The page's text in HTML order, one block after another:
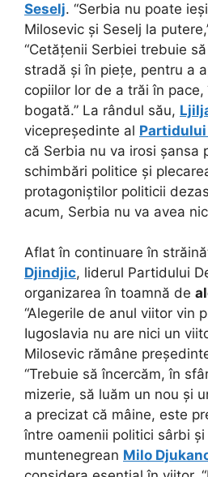
Seselj. “Serbia nu poate
Milosevic și Seselj la
“Cetățenii Serbiei trebuie
stradă și în piețe, pentru a
copiilor lor de a trăi în
bogată.” La rândul său,
vicepreședinte al
că Serbia nu va irosi șansa
schimbări politice și
protagoniștilor politicii
acum, Serbia nu va avea
Aflat în continuare în
Djindjic, liderul Partidului
organizarea în toamnă de
“Alegerile de anul viitor vin
Iugoslavia nu are nici un
Milosevic rămâne
“Trebuie să încercăm, în
mizerie, să luăm un nou și
a precizat că mâine, este
între oamenii politici sârbi
muntenegrean Milo